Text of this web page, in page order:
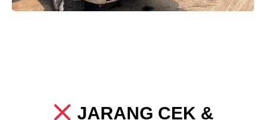
JARANG CEK &